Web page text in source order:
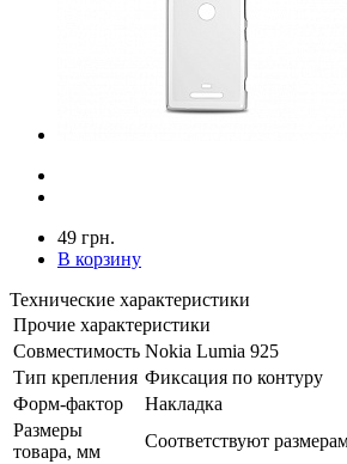
49 грн.
В корзину
Технические характеристики
Прочие характеристики
Совместимость Nokia Lumia 925
Тип крепления Фиксация по контуру
Форм-фактор
Накладка
Размеры
товара, мм
Соответствуют